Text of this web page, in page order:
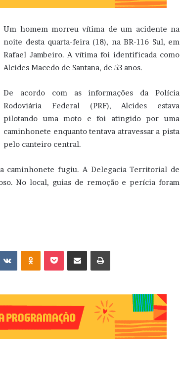
Um homem morreu vítima de um acidente na
noite desta quarta-feira (18), na BR-116 Sul, em
Rafael Jambeiro. A vítima foi identificada como
Alcides Macedo de Santana, de 53 anos.
De acordo com as informações da Polícia
Rodoviária Federal (PRF), Alcides estava
pilotando uma moto e foi atingido por uma
caminhonete enquanto tentava atravessar a pista
pelo canteiro central.
caminhonete fugiu. A Delegacia Territorial de
No local, guias de remoção e perícia foram
VK OK